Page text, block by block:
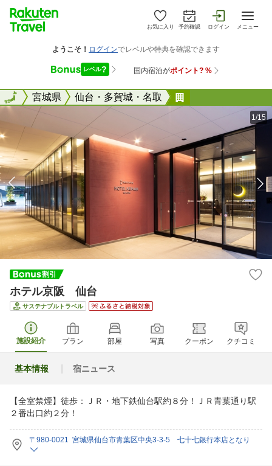
お気に入り 予約確認 ログイン メニュー
全国宮城県 仙台・多賀城・名取
全国
1/15
ホテル京阪 仙台
サステナブルトラベル
施設紹介 プラン 部屋 写真 クーポン クチコミ
基本情報 宿ニュース
【全室禁煙】徒歩：ＪＲ・地下鉄仙台駅約８分！ＪＲ青葉通り駅
２番出口約２分！
〒980-0021 宮城県仙台市青葉区中央3-3-5 七十七銀行本店となり